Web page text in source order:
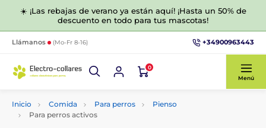
☀️ ¡Las rebajas de verano ya están aquí! ¡Hasta un 50% de
descuento en todo para tus mascotas!
Llámanos (Mo-Fr 8-16) +34900963443
0
Menú
Inicio Comida Para perros
Pienso
Para perros activos